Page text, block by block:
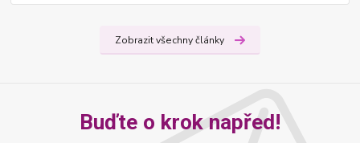
Zobrazit všechny články
Buďte o krok napřed!